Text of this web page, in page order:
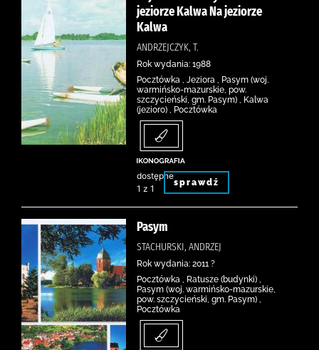
jeziorze Kalwa Na jeziorze
Kalwa
ANDRZEJCZYK, T.
Rok wydania: 1988
Pocztówka , Jeziora , Pasym (woj.
warmińsko-mazurskie, pow.
szczycieński, gm. Pasym) , Kalwa
(jezioro) , Pocztówka
dostępne
1 z 1
sprawdź
Pasym
STACHURSKI, ANDRZEJ
Rok wydania: 2011 ?
Pocztówka , Ratusze (budynki) ,
Pasym (woj. warmińsko-mazurskie,
pow. szczycieński, gm. Pasym) ,
Pocztówka